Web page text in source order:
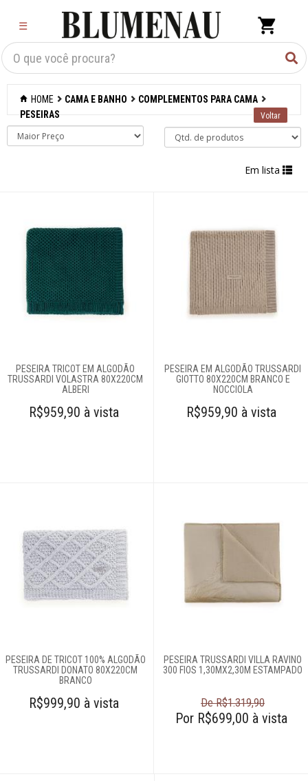
☰
Criar Lista×
Organização
Cozinha
Eletros
Acessórios para
banheiro
Aromatizantes
Colchas
colchão
Saias
Cortinas
Lençóis
Moda feminina
HOME CAMA E BANHO
COMPLEMENTOS PARA CAMA
PESEIRAS
Em lista
PESEIRA TRICOT EM ALGODÃO
TRUSSARDI VOLASTRA 80X220CM
ALBERI
R$959,90 à vista
PESEIRA EM ALGODÃO TRUSSARDI
GIOTTO 80X220CM BRANCO E
NOCCIOLA
R$959,90 à vista
PESEIRA DE TRICOT 100% ALGODÃO
TRUSSARDI DONATO 80X220CM
BRANCO
R$999,90 à vista
PESEIRA TRUSSARDI VILLA RAVINO
300 FIOS 1,30MX2,30M ESTAMPADO
De R$1.319,90
Por R$699,00 à vista